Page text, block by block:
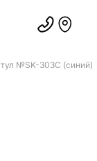
№SK-303C (синий)